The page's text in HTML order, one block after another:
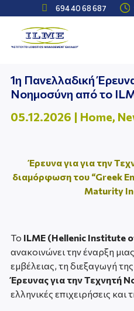
 694 40 68 687 
1η Πανελλαδική
Νοημοσύνη από το
05.12.2026 | Home,
Έρευνα για για την
διαμόρφωση του “Greek
Maturity
Το ILME (Hellenic Institute
ανακοινώνει την έναρξη
εμβέλειας, τη διεξαγωγή της
Έρευνας για την Τεχνητή
ελληνικές επιχειρήσεις